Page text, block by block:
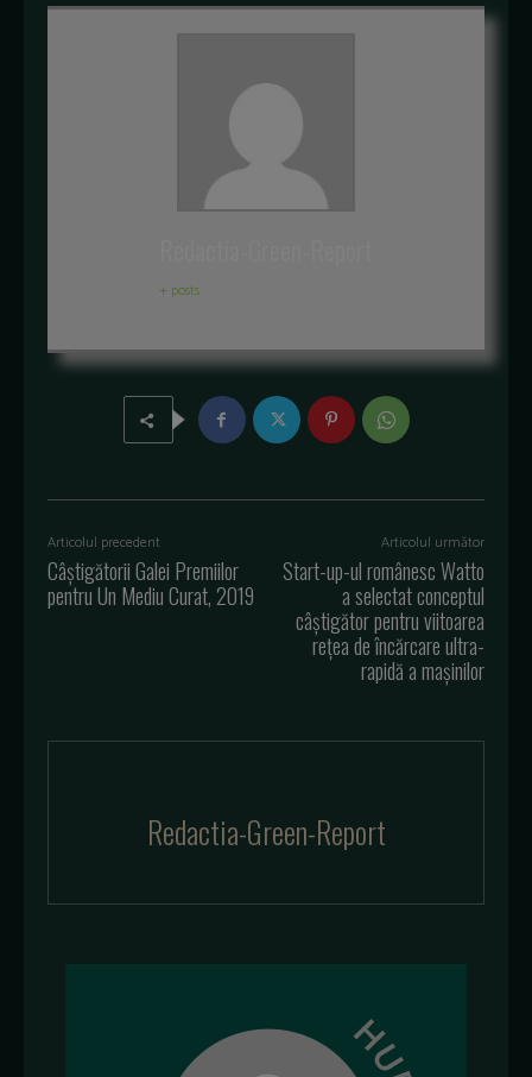
+ posts
Articolul precedent
Câștigătorii Galei Premiilor
pentru Un Mediu Curat, 2019
Articolul următor
Start-up-ul românesc Watto
a selectat conceptul
câştigător pentru viitoarea
reţea de încărcare ultra-
rapidă a maşinilor
Redactia-Green-Report